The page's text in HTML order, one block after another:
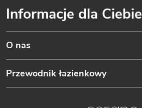
Informacje dla Ciebie
O nas
Przewodnik łazienkowy